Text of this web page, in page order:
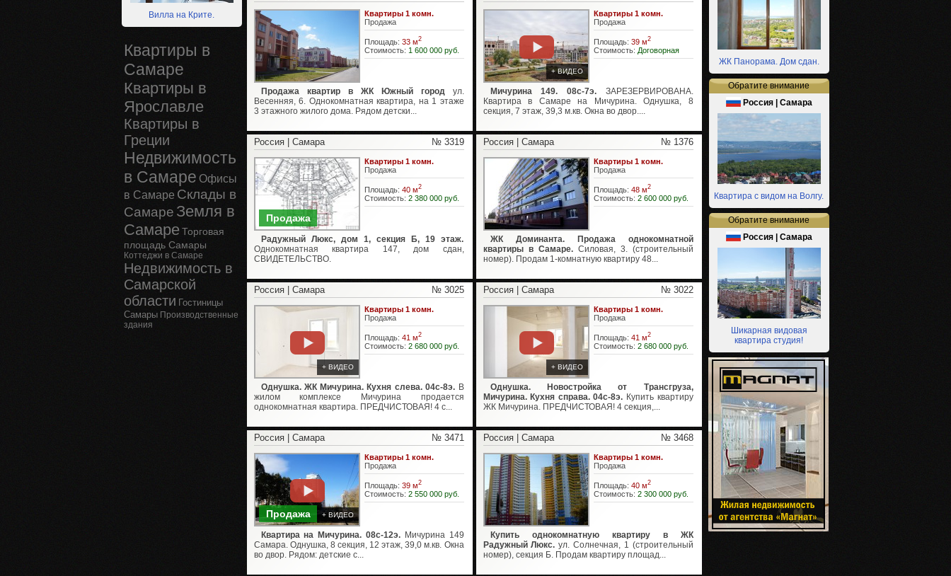
Вилла на Крите.
Квартиры в
Самаре
Квартиры в
Ярославле
Квартиры в
Греции
Недвижимость
в Самаре Офисы
в Самаре Склады в
Самаре Земля в
Самаре Торговая
площадь Самары
Коттеджи в Самаре
Недвижимость в
Самарской
области Гостиницы
Самары Производственные
здания
Квартиры 1 комн.
Продажа
Площадь: 33 м2
Стоимость: 1 600 000 руб.
Продажа квартир в ЖК Южный городул.
Весенняя, 6. Однокомнатная квартира, на 1 этаже
3 этажного жилого дома. Рядом детски...
+ ВИДЕО
Квартиры 1 комн.
Продажа
Площадь: 39 м2
Стоимость: Договорная
Мичурина 149. 08с-7э.ЗАРЕЗЕРВИРОВАНА.
Квартира в Самаре на Мичурина. Однушка, 8
секция, 7 этаж, 39,3 м.кв. Окна во двор....
Россия | Самара № 3319
Продажа
Квартиры 1 комн.
Продажа
Площадь: 40 м2
Стоимость: 2 380 000 руб.
Радужный Люкс, дом 1, секция Б, 19 этаж.
Однокомнатная квартира 147, дом сдан,
СВИДЕТЕЛЬСТВО.
Россия | Самара № 1376
Квартиры 1 комн.
Продажа
Площадь: 48 м2
Стоимость: 2 600 000 руб.
ЖК Доминанта. Продажа однокомнатной
квартиры в Самаре. Силовая, 3. (строительный
номер). Продам 1-комнатную квартиру 48...
Россия | Самара № 3025
+ ВИДЕО
Квартиры 1 комн.
Продажа
Площадь: 41 м2
Стоимость: 2 680 000 руб.
Однушка. ЖК Мичурина. Кухня слева. 04с-8э. В
жилом комплексе Мичурина продается
однокомнатная квартира. ПРЕДЧИСТОВАЯ! 4 с...
Россия | Самара № 3022
+ ВИДЕО
Квартиры 1 комн.
Продажа
Площадь: 41 м2
Стоимость: 2 680 000 руб.
Однушка. Новостройка от Трансгруза,
Мичурина. Кухня справа. 04с-8э. Купить квартиру
ЖК Мичурина. ПРЕДЧИСТОВАЯ! 4 секция,...
Россия | Самара № 3471
+ ВИДЕО
Продажа
Квартиры 1 комн.
Продажа
Площадь: 39 м2
Стоимость: 2 550 000 руб.
Квартира на Мичурина. 08c-12э.Мичурина 149
Самара. Однушка, 8 секция, 12 этаж, 39,0 м.кв. Окна
во двор. Рядом: детские с...
Россия | Самара № 3468
Квартиры 1 комн.
Продажа
Площадь: 40 м2
Стоимость: 2 300 000 руб.
Купить однокомнатную квартиру в ЖК
Радужный Люкс. ул. Солнечная, 1 (строительный
номер), секция Б. Продам квартиру площад...
ЖК Панорама. Дом сдан.
Обратите внимание
Россия | Самара
Квартира с видом на Волгу.
Обратите внимание
Россия | Самара
Шикарная видовая
квартира студия!